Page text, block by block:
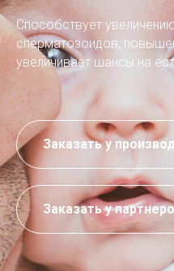
Способствует
сперматозоидов,
увеличивает шансы на
Заказать у
Заказать у